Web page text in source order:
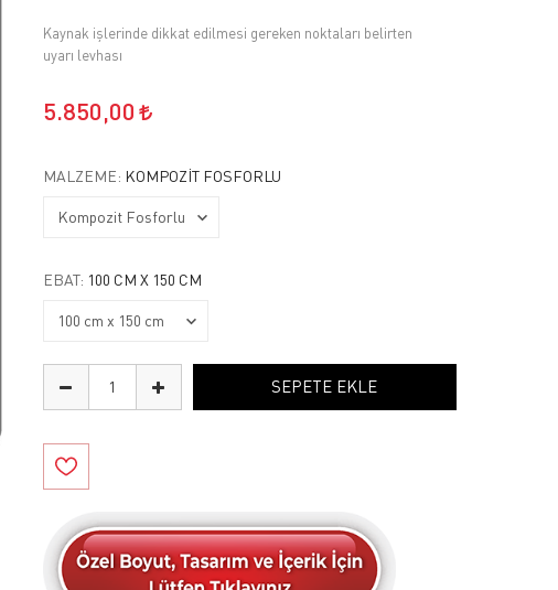
Kaynak işlerinde dikkat edilmesi gereken noktaları belirten
uyarı levhası
5.850,00
MALZEME: KOMPOZIT FOSFORLU
EBAT: 100 CM X 150 CM
SEPETE EKLE